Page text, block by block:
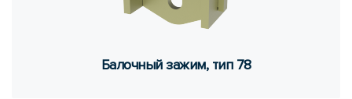
Ба­лоч­ный зажим, тип 78